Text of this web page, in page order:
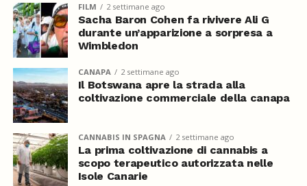
FILM 2 settimane ago
Sacha Baron Cohen fa rivivere Ali G
durante un’apparizione a sorpresa a
Wimbledon
CANAPA 2 settimane ago
Il Botswana apre la strada alla
coltivazione commerciale della canapa
CANNABIS IN SPAGNA 2 settimane ago
La prima coltivazione di cannabis a
scopo terapeutico autorizzata nelle
Isole Canarie